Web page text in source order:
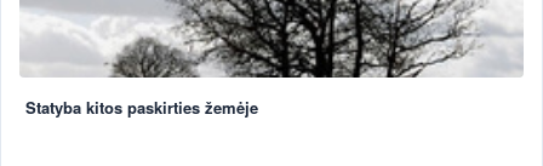
Statyba kitos paskirties žemėje